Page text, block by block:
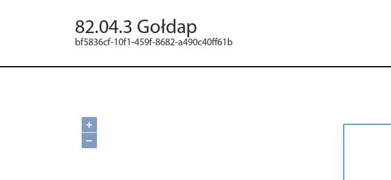
82.04.3 Gołdap
bf5836cf-10f1-459f-8682-a490c40ff61b
+
−